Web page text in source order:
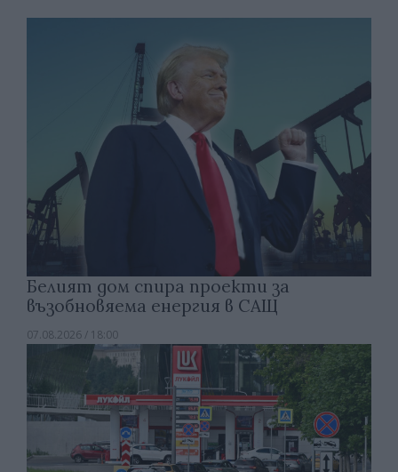
Белият дом спира проекти за
възобновяема енергия в САЩ
07.08.2026 / 18:00